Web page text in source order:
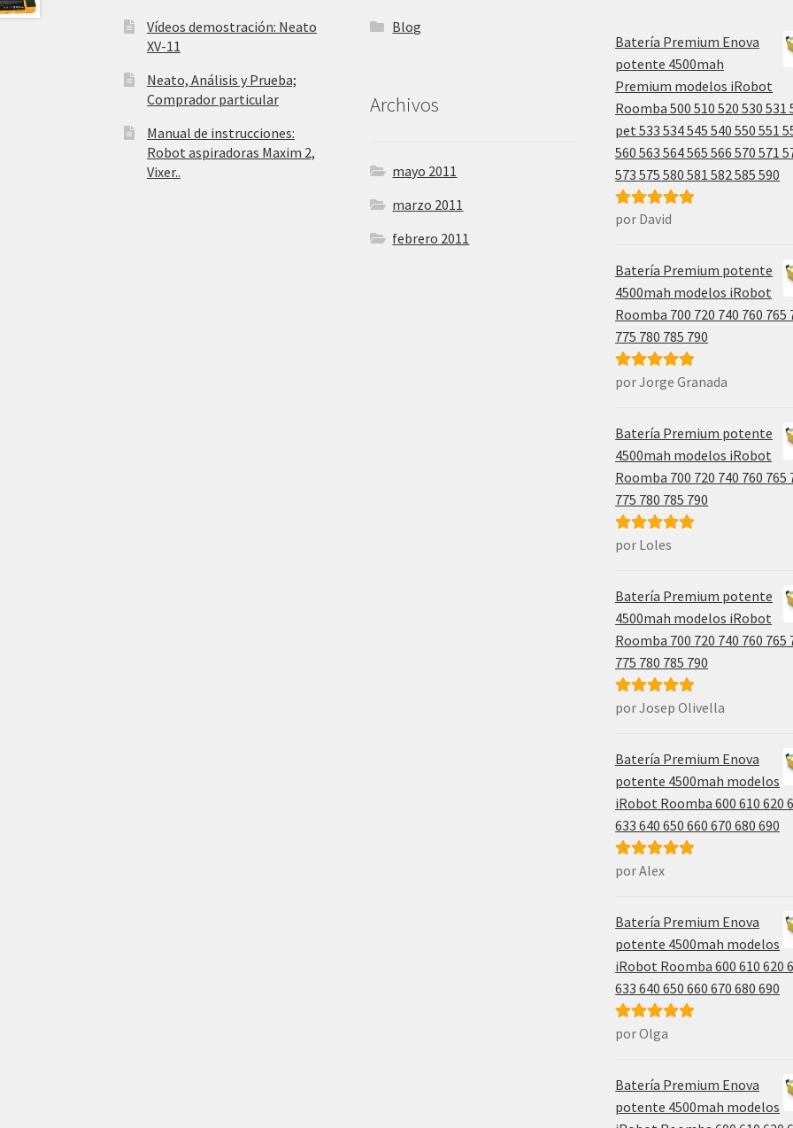
Vídeos demostración: Neato
XV-11
Neato, Análisis y Prueba;
Comprador particular
Manual de instrucciones:
Robot aspiradoras Maxim 2,
Vixer..
Blog
Archivos
mayo 2011
marzo 2011
febrero 2011
Batería Premium Enova
potente 4500mah
Premium modelos iRobot
Roomba 500 510 520 530 531
pet 533 534 545 540 550 551
560 563 564 565 566 570 571
573 575 580 581 582 585 590
Valorado con
por David
Batería Premium potente
4500mah modelos iRobot
Roomba 700 720 740 760 765
775 780 785 790
Valorado con
por Jorge Granada
Batería Premium potente
4500mah modelos iRobot
Roomba 700 720 740 760 765
775 780 785 790
Valorado con
por Loles
Batería Premium potente
4500mah modelos iRobot
Roomba 700 720 740 760 765
775 780 785 790
Valorado con
por Josep Olivella
Batería Premium Enova
potente 4500mah modelos
iRobot Roomba 600 610 620
633 640 650 660 670 680 690
Valorado con
por Alex
Batería Premium Enova
potente 4500mah modelos
iRobot Roomba 600 610 620
633 640 650 660 670 680 690
Valorado con
por Olga
Batería Premium Enova
potente 4500mah modelos